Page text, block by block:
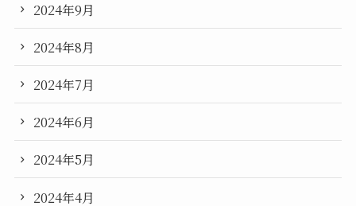
2024年9月
2024年8月
2024年7月
2024年6月
2024年5月
2024年4月